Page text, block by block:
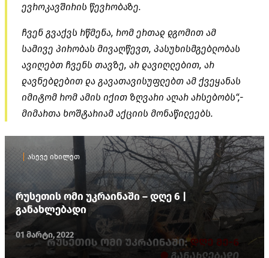
ევროკავშირის წევრობაზე.
ჩვენ გვაქვს რწმენა, რომ ერთად დგომით ამ
სამივე პირობას მივაღწევთ, პასუხისმგებლობას
ავიღებთ ჩვენს თავზე, არ დავიღლებით, არ
დავნებდებით და გავათავისუფლებთ ამ ქვეყანას
იმიტომ რომ ამის იქით ზღვარი აღარ არსებობს“,-
მიმართა ხოშტარიამ აქციის მონაწილეებს.
ასევე იხილეთ
რუსეთის ომი უკრაინაში – დღე 6 |
განახლებადი
01 მარტი, 2022